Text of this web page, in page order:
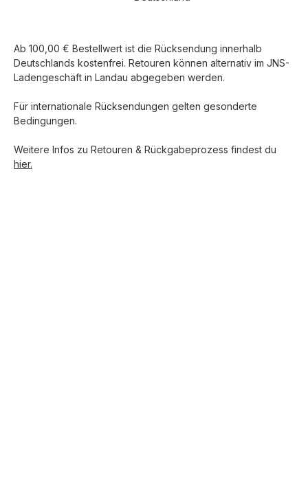
Ab 100,00 € Bestellwert ist die Rücksendung innerhalb
Deutschlands kostenfrei. Retouren können alternativ im JNS-
Ladengeschäft in Landau abgegeben werden.
Für internationale Rücksendungen gelten gesonderte
Bedingungen.
Weitere Infos zu Retouren & Rückgabeprozess findest du
hier.